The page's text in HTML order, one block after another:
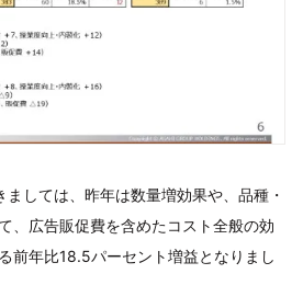
しては、昨年は数量増効果や、品種・
、広告販促費を含めたコスト全般の効
前年比18.5パーセント増益となりまし